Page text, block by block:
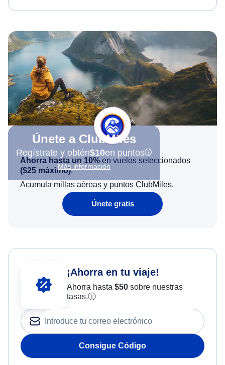
Únete a ClubMiles
Regístrate y obtén$10en puntos
Más información
Ahorra hasta un 10% en vuelos seleccionados
($25 máximo).
Acumula millas aéreas y puntos ClubMiles.
Únete gratis
¡Ahorra en tu viaje!
Ahorra hasta $50sobre nuestras
tasas.ⓘ
Consigue Código